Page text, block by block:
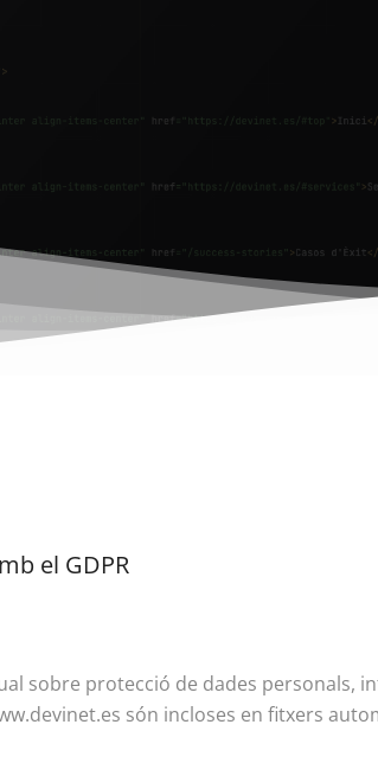
el GDPR
sobre protecció de dades personals,
són incloses en fitxers